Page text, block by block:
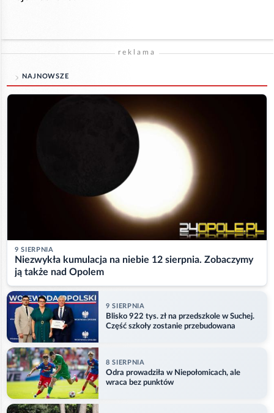
reklama
NAJNOWSZE
9 SIERPNIA
Niezwykła kumulacja na niebie 12 sierpnia. Zobaczymy
ją także nad Opolem
9 SIERPNIA
Blisko 922 tys. zł na przedszkole w Suchej.
Część szkoły zostanie przebudowana
8 SIERPNIA
Odra prowadziła w Niepołomicach, ale
wraca bez punktów